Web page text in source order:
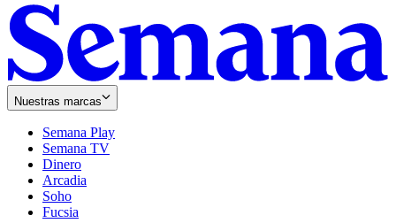
Nuestras marcas
Semana Play
Semana TV
Dinero
Arcadia
Soho
in
Fucsia